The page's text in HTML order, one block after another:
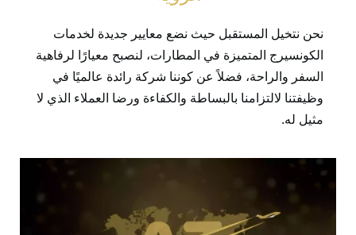
نحن نتخيل المستقبل حيث نضع معايير جديدة لخدمات
الكونسيرج المتميزة في المطارات، لنصبح معيارًا لرفاهية
السفر والراحة، فضلاً عن كوننا شركة رائدة عالميًا في
وظيفتنا لالتزامنا بالبساطة والكفاءة ورضا العملاء الذي لا
مثيل له.